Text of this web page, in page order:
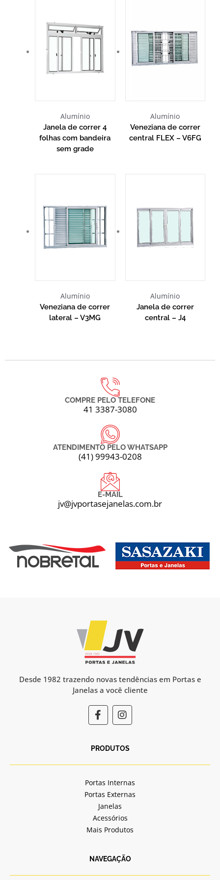
Alumínio
Janela de correr 4
folhas com bandeira
sem grade
Alumínio
Veneziana de correr
central FLEX – V6FG
Alumínio
Veneziana de correr
lateral – V3MG
Alumínio
Janela de correr
central – J4
COMPRE PELO TELEFONE
41 3387-3080
ATENDIMENTO PELO WHATSAPP
(41) 99943-0208
E-MAIL
jv@jvportasejanelas.com.br
Desde 1982 trazendo novas tendências em Portas e
Janelas a você cliente
F
a
c
b
o
k
-
f
I
n
s
a
r
a
m
PRODUTOS
Portas Internas
Portas Externas
Janelas
Acessórios
Mais Produtos
NAVEGAÇÃO